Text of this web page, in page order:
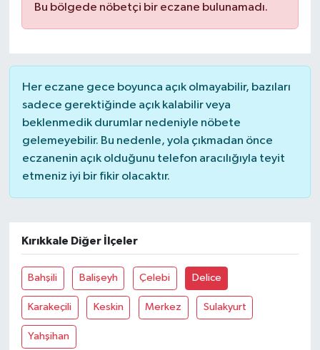
Bu bölgede nöbetçi bir eczane bulunamadı.
Her eczane gece boyunca açık olmayabilir, bazıları
sadece gerektiğinde açık kalabilir veya
beklenmedik durumlar nedeniyle nöbete
gelemeyebilir. Bu nedenle, yola çıkmadan önce
eczanenin açık olduğunu telefon aracılığıyla teyit
etmeniz iyi bir fikir olacaktır.
Kırıkkale Diğer İlçeler
Bahşili Balişeyh Çelebi Delice
Karakeçili Keskin Merkez Sulakyurt
Yahşihan